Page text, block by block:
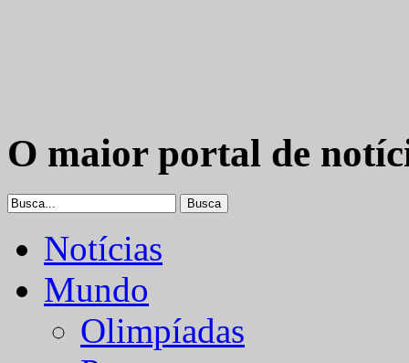
O maior portal de
Notícias
Mundo
Olimpíadas